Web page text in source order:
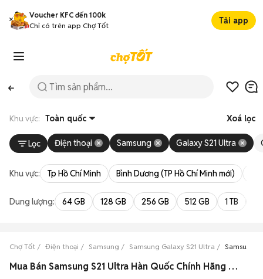
Voucher KFC đến 100k
Chỉ có trên app Chợ Tốt
Tải app
Khu vực: Toàn quốc Xoá lọc
Lọc Điện thoại Samsung Galaxy S21 Ultra
Khu vực: Tp Hồ Chí Minh Bình Dương (TP Hồ Chí Minh mới)
Dung lượng: 64 GB 128 GB 256 GB 512 GB 1 TB
Chợ Tốt Điện thoại Samsung Samsung Galaxy S21 Ultra Samsung
Mua Bán Samsung S21 Ultra Hàn Quốc Chính Hãng Giá Rẻ